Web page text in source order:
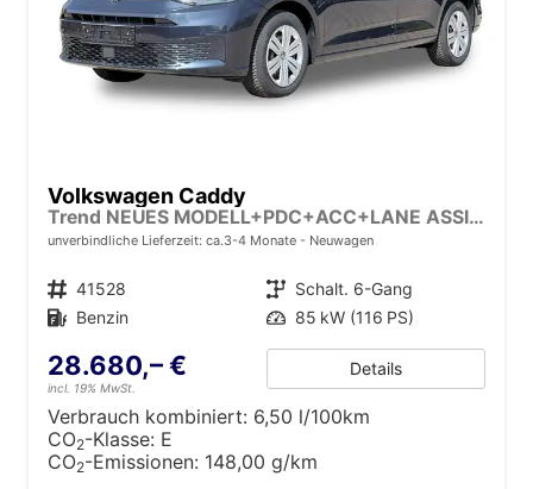
Volkswagen Caddy
Trend NEUES MODELL+PDC+ACC+LANE ASSIST
unverbindliche Lieferzeit: ca.3-4 Monate Neuwagen
Fahrzeugnr. 41528 Getriebe Schalt. 6-Gang
Kraftstoff Benzin Leistung 85 kW (116 PS)
28.680,– €
incl. 19% MwSt.
Details
Verbrauch kombiniert: 6,50 l/100km
CO2-Klasse: E
CO2-Emissionen: 148,00 g/km